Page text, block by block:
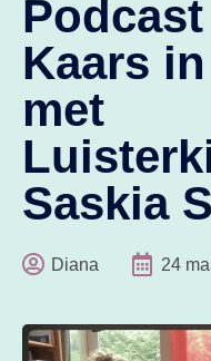
Kaars
met
Saskia
Diana 24